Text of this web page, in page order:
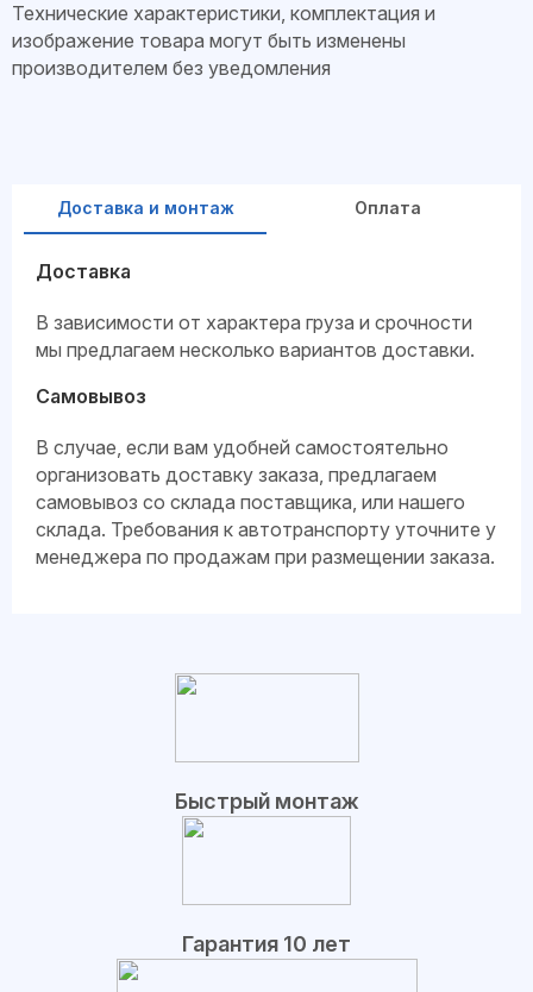
Технические характеристики, комплектация и
изображение товара могут быть изменены
производителем без уведомления
Доставка и монтаж Оплата
Доставка
В зависимости от характера груза и срочности
мы предлагаем несколько вариантов доставки.
Самовывоз
В случае, если вам удобней самостоятельно
организовать доставку заказа, предлагаем
самовывоз со склада поставщика, или нашего
склада. Требования к автотранспорту уточните у
менеджера по продажам при размещении заказа.
Быстрый монтаж
Гарантия 10 лет